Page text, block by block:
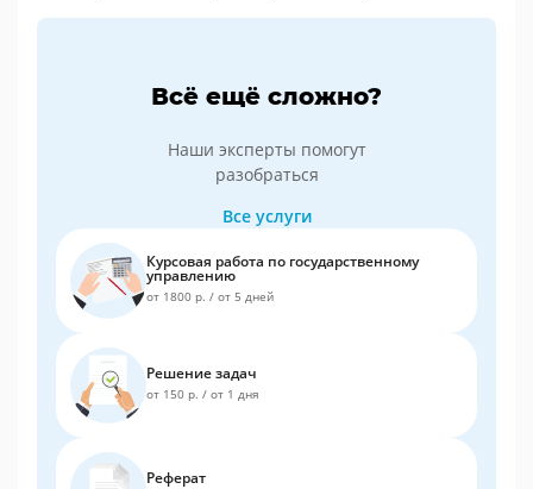
Всё ещё сложно?
Наши эксперты помогут
разобраться
Все услуги
Курсовая работа по государственному
управлению
от 1800 р. / от 5 дней
Решение задач
от 150 р. / от 1 дня
Реферат